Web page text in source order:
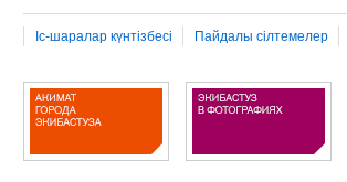
Іс-шаралар күнтізбесі Пайдалы сілтемелер